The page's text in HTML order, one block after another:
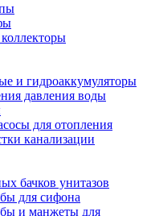
и гидроаккумуляторы
давления воды
для отопления
канализации
бачков унитазов
для сифона
и манжеты для